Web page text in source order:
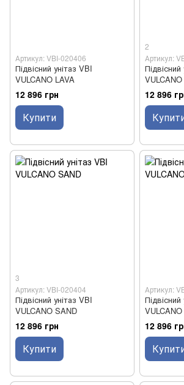
Артикул: VBI-020406
Підвісний унітаз VBI
VULCANO LAVA
12 896 грн
Купити
2
Артикул:
Підвісний
12 896
3
Артикул: VBI-020404
Підвісний унітаз VBI
VULCANO SAND
12 896 грн
Купити
Артикул:
Підвісний
12 896